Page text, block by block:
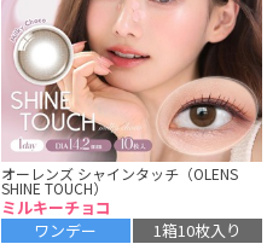
オーレンズ シャインタッチ（OLENS
SHINE TOUCH）
ミルキーチョコ
ワンデー
1箱10枚入り